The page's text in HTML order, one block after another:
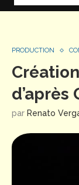
PRODUCTION
d’après
par Renato